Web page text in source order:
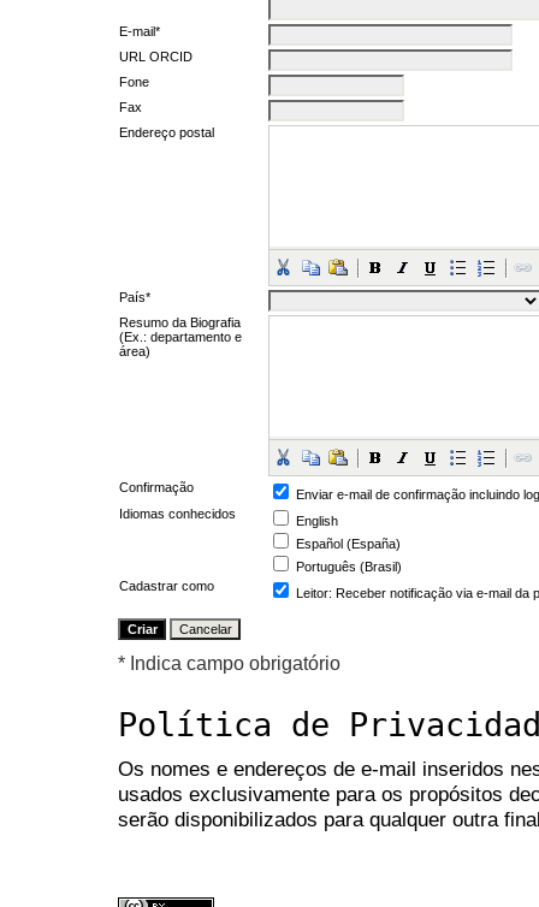
E-mail*
URL ORCID
Fone
Fax
Endereço postal
País*
Resumo da Biografia
(Ex.: departamento e
área)
Confirmação
Enviar e-mail de confirmação incluindo
Idiomas conhecidos
English
Español (España)
Português (Brasil)
Cadastrar como
Leitor: Receber notificação via e-mail da
* Indica campo obrigatório
Política de
Os nomes e endereços de e-mail inseridos
usados exclusivamente para os propósitos
serão disponibilizados para qualquer outra